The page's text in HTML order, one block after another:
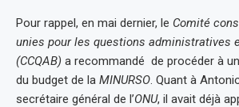
Pour rappel, en mai dernier, le Comité
unies pour les questions administratives
(CCQAB) a recommandé de procéder à
du budget de la MINURSO. Quant à
secrétaire général de l’ONU, il avait déjà